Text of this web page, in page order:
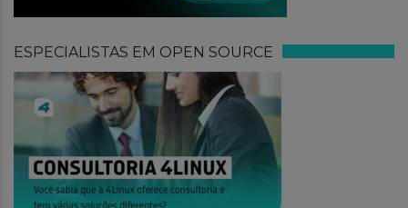
ESPECIALISTAS EM OPEN SOURCE